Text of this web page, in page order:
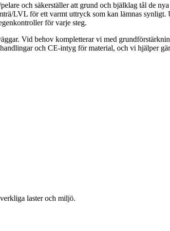
och säkerställer att grund och bjälklag tål de
LVL för ett varmt uttryck som kan lämnas synligt.
för varje steg.
Vid behov kompletterar vi med
och CE-intyg för material, och vi hjälper
laster och miljö.